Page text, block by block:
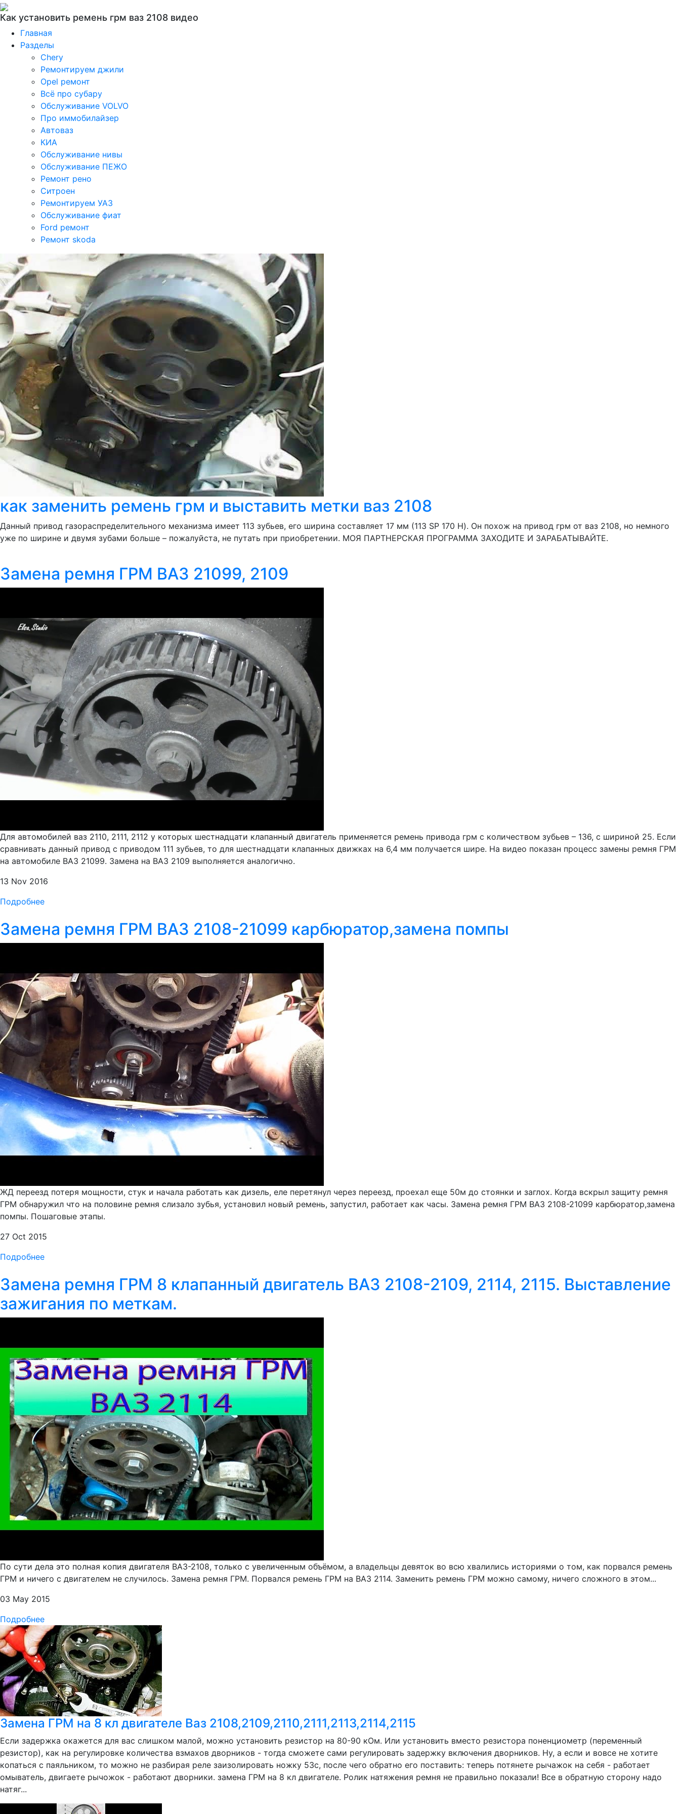
Как установить ремень грм ваз 2108 видео
Главная
Разделы
Chery
Ремонтируем джили
Opel ремонт
Всё про субару
Обслуживание VOLVO
Про иммобилайзер
Автоваз
КИА
Обслуживание нивы
Обслуживание ПЕЖО
Ремонт рено
Ситроен
Ремонтируем УАЗ
Обслуживание фиат
Ford ремонт
Ремонт skoda
как заменить ремень грм и выставить метки ваз 2108
Данный привод газораспределительного механизма имеет 113 зубьев, его ширина составляет 17 мм (113 SP 170 H). Он похож на привод грм от ваз 2108, но немного
уже по ширине и двумя зубами больше – пожалуйста, не путать при приобретении. МОЯ ПАРТНЕРСКАЯ ПРОГРАММА ЗАХОДИТЕ И ЗАРАБАТЫВАЙТЕ.
Замена ремня ГРМ ВАЗ 21099, 2109
Для автомобилей ваз 2110, 2111, 2112 у которых шестнадцати клапанный двигатель применяется ремень привода грм с количеством зубьев – 136, с шириной 25. Если
сравнивать данный привод с приводом 111 зубьев, то для шестнадцати клапанных движках на 6,4 мм получается шире. На видео показан процесс замены ремня ГРМ
на автомобиле ВАЗ 21099. Замена на ВАЗ 2109 выполняется аналогично.
13 Nov 2016
Подробнее
Замена ремня ГРМ ВАЗ 2108-21099 карбюратор,замена помпы
ЖД переезд потеря мощности, стук и начала работать как дизель, еле перетянул через переезд, проехал еще 50м до стоянки и заглох. Когда вскрыл защиту ремня
ГРМ обнаружил что на половине ремня слизало зубья, установил новый ремень, запустил, работает как часы. Замена ремня ГРМ ВАЗ 2108-21099 карбюратор,замена
помпы. Пошаговые этапы.
27 Oct 2015
Подробнее
Замена ремня ГРМ 8 клапанный двигатель ВАЗ 2108-2109, 2114, 2115. Выставление
зажигания по меткам.
По сути дела это полная копия двигателя ВАЗ-2108, только с увеличенным объёмом, а владельцы девяток во всю хвалились историями о том, как порвался ремень
ГРМ и ничего с двигателем не случилось. Замена ремня ГРМ. Порвался ремень ГРМ на ВАЗ 2114. Заменить ремень ГРМ можно самому, ничего сложного в этом...
03 May 2015
Подробнее
Замена ГРМ на 8 кл двигателе Ваз 2108,2109,2110,2111,2113,2114,2115
Если задержка окажется для вас слишком малой, можно установить резистор на 80-90 кОм. Или установить вместо резистора поненциометр (переменный
резистор), как на регулировке количества взмахов дворников - тогда сможете сами регулировать задержку включения дворников. Ну, а если и вовсе не хотите
копаться с паяльником, то можно не разбирая реле заизолировать ножку 53с, после чего обратно его поставить: теперь потянете рычажок на себя - работает
омыватель, двигаете рычожок - работают дворники. замена ГРМ на 8 кл двигателе. Ролик натяжения ремня не правильно показали! Все в обратную сторону надо
натяг...